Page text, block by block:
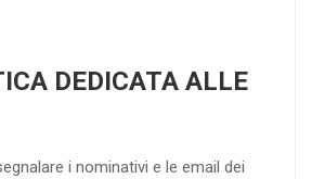
DEDICATA ALLE
i nominativi e le email dei